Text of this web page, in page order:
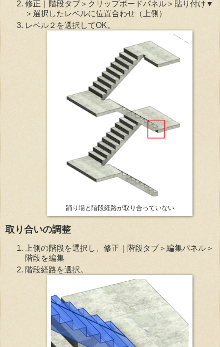
修正｜階段タブ＞クリップボードパネル＞貼り付け▼
＞選択したレベルに位置合わせ（上側）
レベル２を選択してOK。
踊り場と階段経路が取り合っていない
取り合いの調整
上側の階段を選択し、修正｜階段タブ＞編集パネル＞
階段を編集
階段経路を選択。